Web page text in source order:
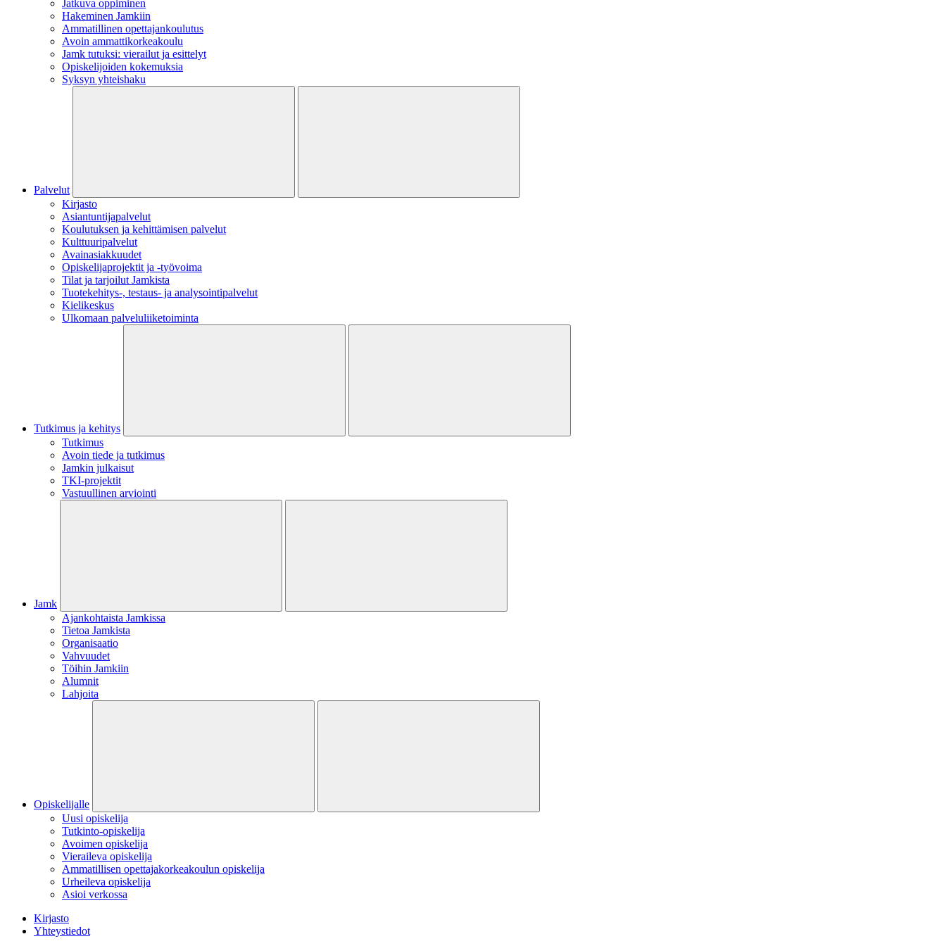
Jatkuva oppiminen
Hakeminen Jamkiin
Ammatillinen opettajankoulutus
Avoin ammattikorkeakoulu
Jamk tutuksi: vierailut ja esittelyt
Opiskelijoiden kokemuksia
Syksyn yhteishaku
Palvelut
Kirjasto
Asiantuntijapalvelut
Koulutuksen ja kehittämisen palvelut
Kulttuuripalvelut
Avainasiakkuudet
Opiskelijaprojektit​ ja -työvoima
Tilat ja tarjoilut Jamkista
Tuotekehitys-, testaus- ja analysointipalvelut
Kielikeskus
Ulkomaan palveluliiketoiminta
Tutkimus ja kehitys
Tutkimus
Avoin tiede ja tutkimus
Jamkin julkaisut
TKI-projektit
Vastuullinen arviointi
Jamk
Ajankohtaista Jamkissa
Tietoa Jamkista
Organisaatio
Vahvuudet
Töihin Jamkiin
Alumnit
Lahjoita
Opiskelijalle
Uusi opiskelija
Tutkinto-opiskelija
Avoimen opiskelija
Vieraileva opiskelija
Ammatillisen opettajakorkeakoulun opiskelija
Urheileva opiskelija
Asioi verkossa
Kirjasto
Yhteystiedot